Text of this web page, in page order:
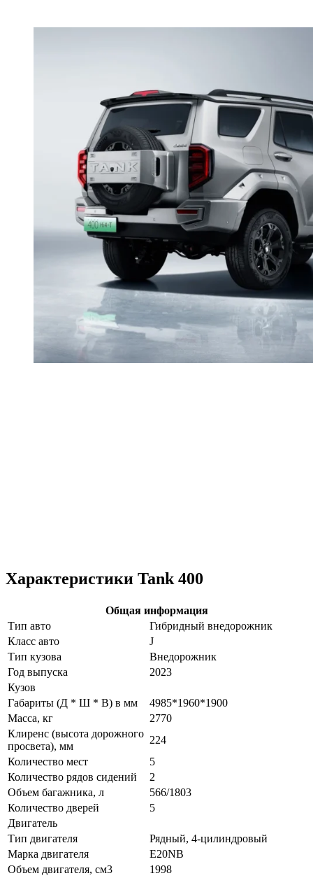
Характеристики Tank 400
Общая информация
Тип авто
Гибридный внедорожник
Класс авто
J
Тип кузова
Внедорожник
Год выпуска
2023
Кузов
Габариты (Д * Ш * В) в мм
4985*1960*1900
Масса, кг
2770
Клиренс (высота дорожного
просвета), мм
224
Количество мест
5
Количество рядов сидений
2
Объем багажника, л
566/1803
Количество дверей
5
Двигатель
Тип двигателя
Рядный, 4-цилиндровый
Марка двигателя
E20NB
Объем двигателя, см3
1998